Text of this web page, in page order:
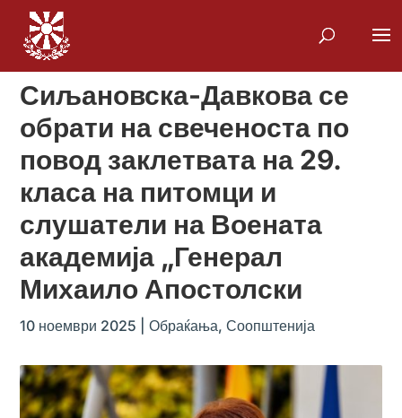
Сиљановска-Давкова се
обрати на свеченоста по
повод заклетвата на 29.
класа на питомци и
слушатели на Воената
академија „Генерал
Михаило Апостолски
10 ноември 2025 |Обраќања,Соопштенија